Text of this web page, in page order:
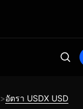
>อัตรา USDX USD